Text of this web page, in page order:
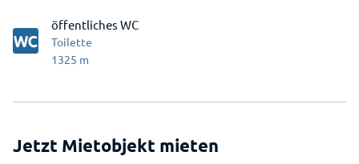
öffentliches WC
Toilette
1325 m
Jetzt Mietobjekt mieten